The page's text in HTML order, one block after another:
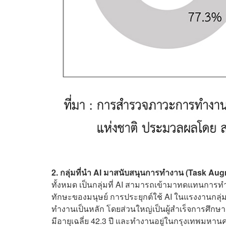
2. กลุ่มที่นำ AI มาสนับสนุนการทำงาน (Task
ทั้งหมด เป็นกลุ่มที่ AI สามารถเข้ามาทดแทนการ
ทักษะของมนุษย์ การประยุกต์ใช้ AI ในแรงงานก
ทำงานเป็นหลัก โดยส่วนใหญ่เป็นผู้สำเร็จการศึกษ
มีอายุเฉลี่ย 42.3 ปี และทำงานอยู่ในกรุงเทพมห